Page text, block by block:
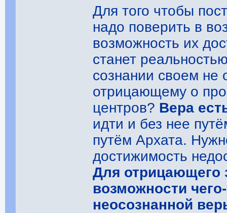
Для того чтобы
надо поверить в
возможность их
станет
сознании своем не
отрицающему о
центров? Вера
идти и без нее
путём Архата.
достижимость
Для отрицающего
возможности
неосознанной